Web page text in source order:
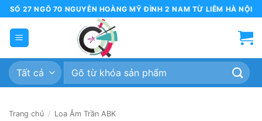
Bỏ
qua
dung
SỐ 27 NGÕ 70 NGUYỄN HOÀNG MỸ ĐÌNH 2 NAM TỪ LIÊM HÀ NỘI
Tìm
Trang chủ / Loa Âm Trần ABK